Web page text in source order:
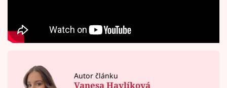
Autor článku
Vanesa Havlíková